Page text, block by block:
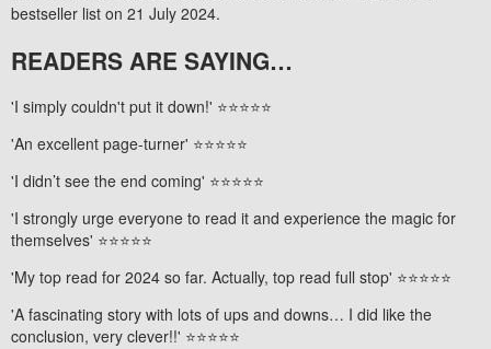
bestseller list on 21 July 2024.
READERS ARE SAYING…
'I simply couldn't put it down!' ⭐⭐⭐⭐⭐
'An excellent page-turner' ⭐⭐⭐⭐⭐
'I didn’t see the end coming' ⭐⭐⭐⭐⭐
'I strongly urge everyone to read it and experience the magic for
themselves' ⭐⭐⭐⭐⭐
'My top read for 2024 so far. Actually, top read full stop' ⭐⭐⭐⭐⭐
'A fascinating story with lots of ups and downs… I did like the
conclusion, very clever!!' ⭐⭐⭐⭐⭐